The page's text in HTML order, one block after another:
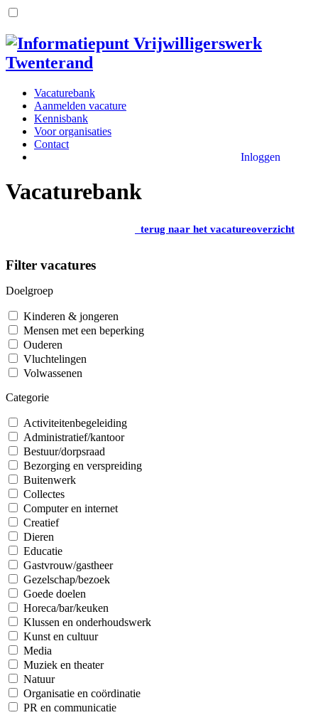
Vacaturebank
Aanmelden vacature
Kennisbank
Voor organisaties
Contact
Inloggen
Vacaturebank
terug naar het vacatureoverzicht
Filter vacatures
Doelgroep
Kinderen & jongeren
Mensen met een beperking
Ouderen
Vluchtelingen
Volwassenen
Categorie
Activiteitenbegeleiding
Administratief/kantoor
Bestuur/dorpsraad
Bezorging en verspreiding
Buitenwerk
Collectes
Computer en internet
Creatief
Dieren
Educatie
Gastvrouw/gastheer
Gezelschap/bezoek
Goede doelen
Horeca/bar/keuken
Klussen en onderhoudswerk
Kunst en cultuur
Media
Muziek en theater
Natuur
Organisatie en coördinatie
PR en communicatie